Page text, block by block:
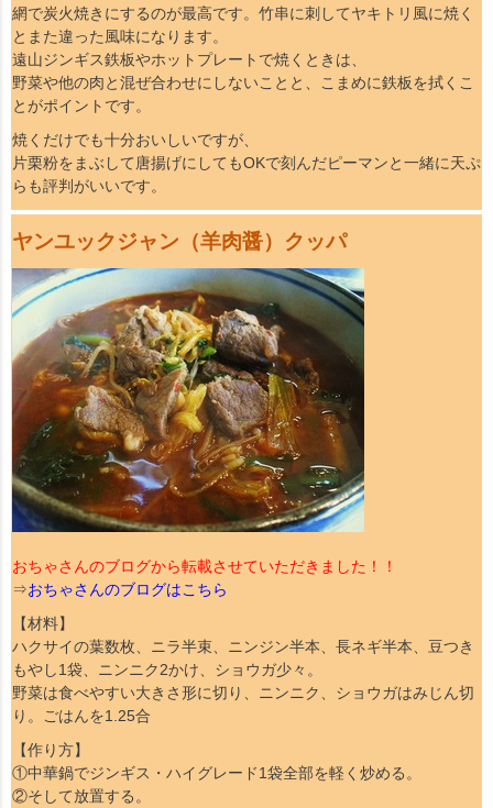
網で炭火焼きにするのが最高です。竹串に刺してヤキトリ風に焼く
とまた違った風味になります。
遠山ジンギス鉄板やホットプレートで焼くときは、
野菜や他の肉と混ぜ合わせにしないことと、こまめに鉄板を拭くこ
とがポイントです。
焼くだけでも十分おいしいですが、
片栗粉をまぶして唐揚げにしてもOKで刻んだピーマンと一緒に天ぷ
らも評判がいいです。
ヤンユックジャン（羊肉醤）クッパ
おちゃさんのブログから転載させていただきました！！
⇒おちゃさんのブログはこちら
【材料】
ハクサイの葉数枚、ニラ半束、ニンジン半本、長ネギ半本、豆つき
もやし1袋、ニンニク2かけ、ショウガ少々。
野菜は食べやすい大きさ形に切り、ニンニク、ショウガはみじん切
り。ごはんを1.25合
【作り方】
①中華鍋でジンギス・ハイグレード1袋全部を軽く炒める。
②そして放置する。